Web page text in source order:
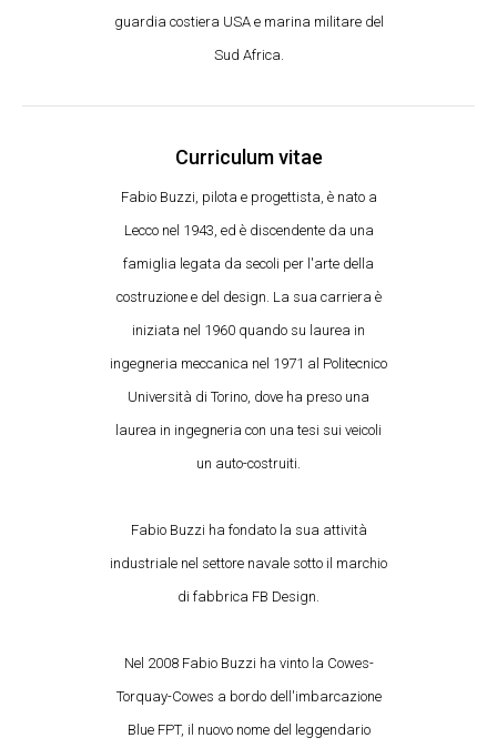
guardia costiera USA e marina militare del
Sud Africa.
Curriculum vitae
Fabio Buzzi, pilota e progettista, è nato a
Lecco nel 1943, ed è discendente da una
famiglia legata da secoli per l'arte della
costruzione e del design. La sua carriera è
iniziata nel 1960 quando su laurea in
ingegneria meccanica nel 1971 al Politecnico
Università di Torino, dove ha preso una
laurea in ingegneria con una tesi sui veicoli
un auto-costruiti.
Fabio Buzzi ha fondato la sua attività
industriale nel settore navale sotto il marchio
di fabbrica FB Design.
Nel 2008 Fabio Buzzi ha vinto la Cowes-
Torquay-Cowes a bordo dell'imbarcazione
Blue FPT, il nuovo nome del leggendario